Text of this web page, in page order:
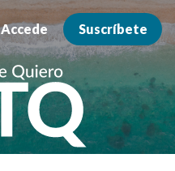
Accede Suscríbete